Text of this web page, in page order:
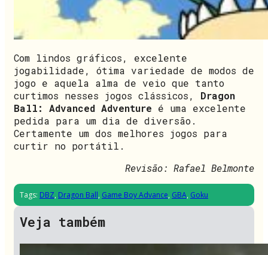
Com lindos gráficos, excelente
jogabilidade, ótima variedade de modos de
jogo e aquela alma de veio que tanto
curtimos nesses jogos clássicos, Dragon
Ball: Advanced Adventure é uma excelente
pedida para um dia de diversão.
Certamente um dos melhores jogos para
curtir no portátil.
Revisão: Rafael Belmonte
Tags: DBZ, Dragon Ball, Game Boy Advance, GBA, Goku
Veja também